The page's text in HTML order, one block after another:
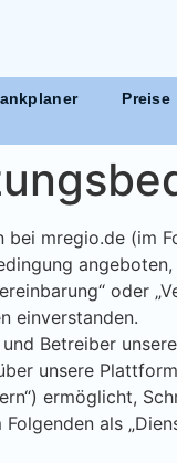
Preise
bei mregio.de (im
oder
einverstanden.
Betreiber
unsere
ermöglicht,
als